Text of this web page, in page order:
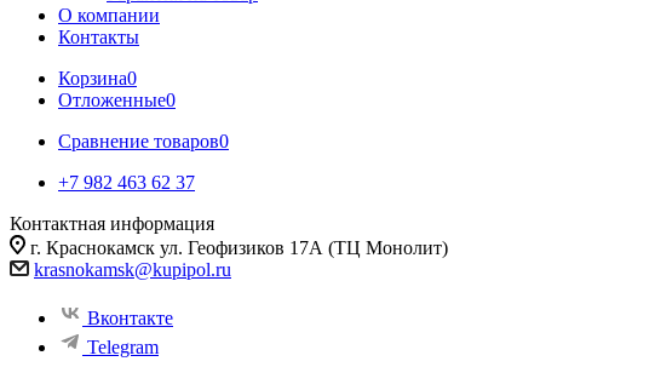
О компании
Контакты
Корзина0
Отложенные0
Сравнение товаров0
+7 982 463 62 37
Контактная информация
г. Краснокамск ул. Геофизиков 17А (ТЦ Монолит)
krasnokamsk@kupipol.ru
Вконтакте
Telegram